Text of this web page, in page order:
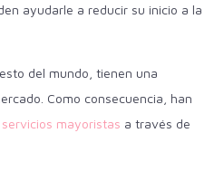
ayudarle a reducir su inicio a la
del mundo, tienen una
Como consecuencia, han
servicios mayoristas a través de